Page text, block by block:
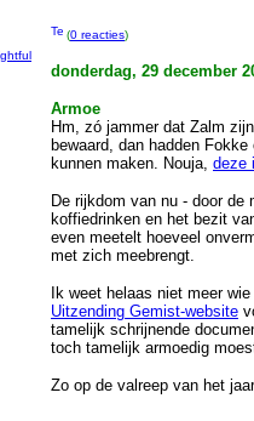
(0 reacties)
donderdag, 29 december
Armoe
Hm, zó jammer dat Zalm zijn
bewaard, dan hadden
kunnen maken. Nouja, deze
De rijkdom van nu - door de
koffiedrinken en het bezit
even meetelt hoeveel
met zich meebrengt.
Ik weet helaas niet meer
Uitzending Gemist-website
tamelijk schrijnende
toch tamelijk armoedig
Zo op de valreep van het